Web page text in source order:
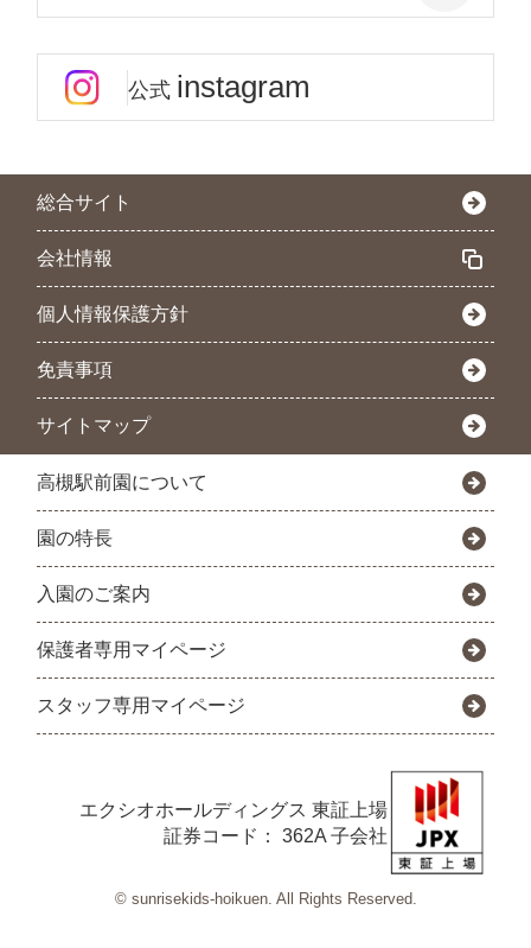
公式 instagram
総合サイト
会社情報
個人情報保護方針
免責事項
サイトマップ
高槻駅前園について
園の特長
入園のご案内
保護者専用マイページ
スタッフ専用マイページ
エクシオホールディングス 東証上場
証券コード： 362A 子会社
© sunrisekids-hoikuen. All Rights Reserved.